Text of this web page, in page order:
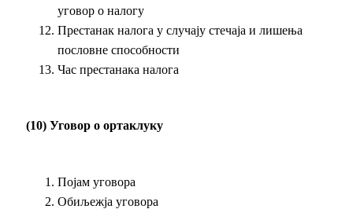
уговор о налогу
Престанак налога у случају стечаја и лишења
пословне способности
Час престанака налога
(10) Уговор о ортаклуку
Појам уговора
Обиљежја уговора